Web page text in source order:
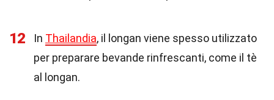
12 In Thailandia, il longan viene spesso utilizzato
per preparare bevande rinfrescanti, come il tè
al longan.